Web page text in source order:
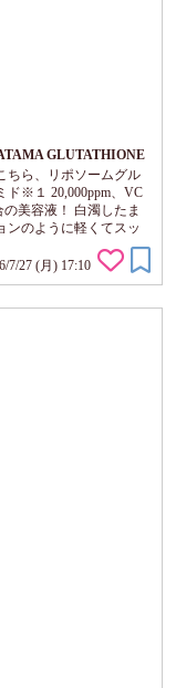
GLUTATHIONE
ちら、リポソームグル
ド※１ 20,000ppm、VC
美容液！ 白濁したま
ンのように軽くてスッ
そしてゼラニウムやサ
ッシュブーケパンチの
ンとか出ないかなぁ。
7/27 (月) 17:10